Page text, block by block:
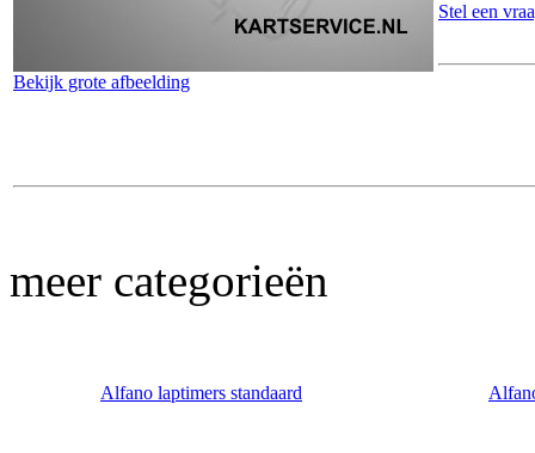
Bekijk grote afbeelding
Stel een
meer categorieën
Alfano laptimers standaard